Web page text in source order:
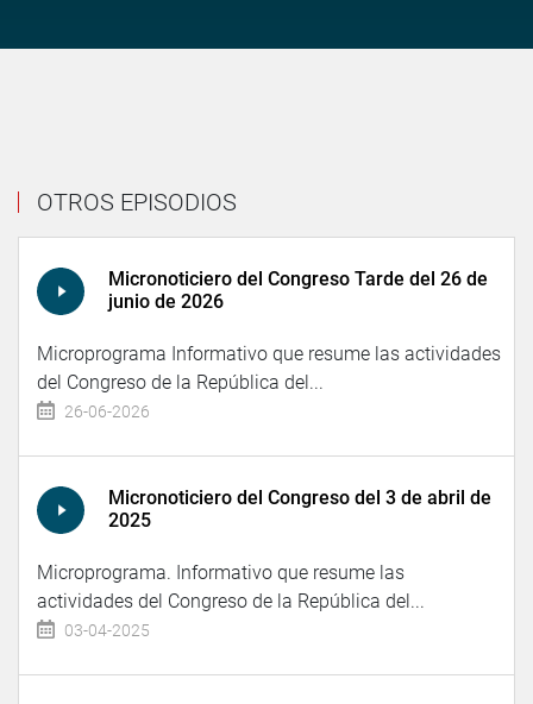
OTROS EPISODIOS
Micronoticiero del Congreso Tarde del 26 de
junio de 2026
Microprograma Informativo que resume las actividades
del Congreso de la República del...
26-06-2026
Micronoticiero del Congreso del 3 de abril de
2025
Microprograma. Informativo que resume las
actividades del Congreso de la República del...
03-04-2025